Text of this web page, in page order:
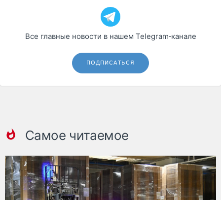
Все главные новости в нашем Telegram‑канале
ПОДПИСАТЬСЯ
Самое читаемое